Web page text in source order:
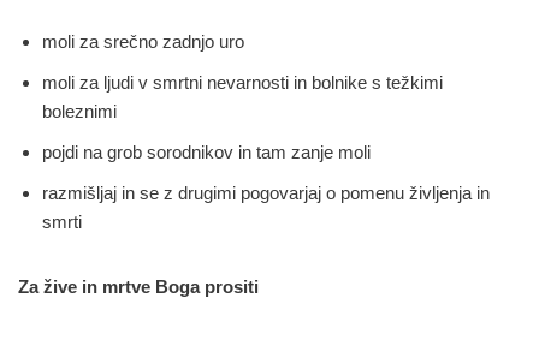
moli za srečno zadnjo uro
moli za ljudi v smrtni nevarnosti in bolnike s težkimi
boleznimi
pojdi na grob sorodnikov in tam zanje moli
razmišljaj in se z drugimi pogovarjaj o pomenu življenja in
smrti
Za žive in mrtve Boga prositi